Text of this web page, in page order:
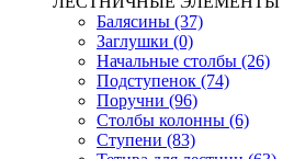
Балясины (37)
Заглушки (0)
Начальные столбы (26)
Подступенок (74)
Поручни (96)
Столбы колонны (6)
Ступени (83)